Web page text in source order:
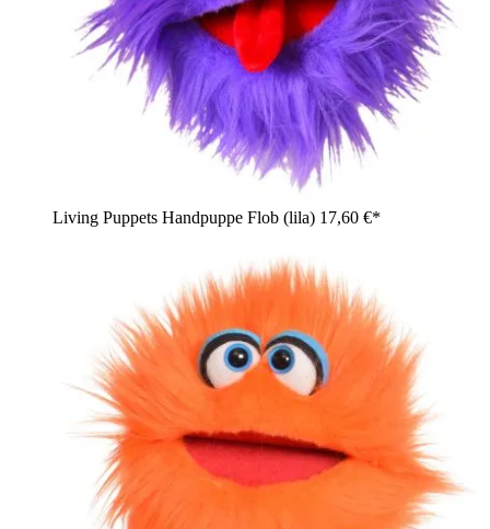
Living Puppets Handpuppe Flob (lila) 17,60 €*